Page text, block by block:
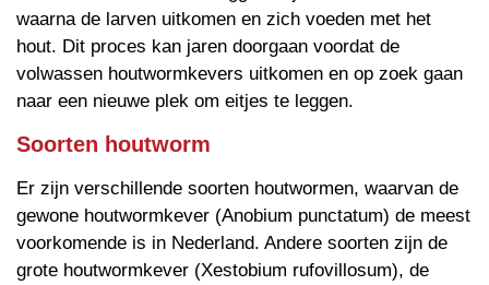
waarna de larven uitkomen en zich voeden met het
hout. Dit proces kan jaren doorgaan voordat de
volwassen houtwormkevers uitkomen en op zoek gaan
naar een nieuwe plek om eitjes te leggen.
Soorten houtworm
Er zijn verschillende soorten houtwormen, waarvan de
gewone houtwormkever (Anobium punctatum) de meest
voorkomende is in Nederland. Andere soorten zijn de
grote houtwormkever (Xestobium rufovillosum), de